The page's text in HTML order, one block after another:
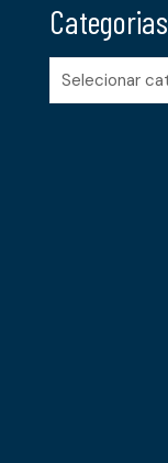
Categorias
Categorias